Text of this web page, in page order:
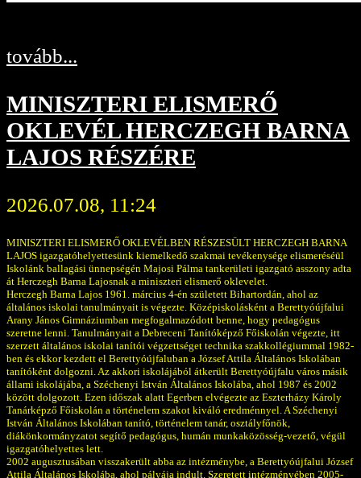
tovább...
MINISZTERI ELISMERŐ
OKLEVÉL HERCZEGH BARNA
LAJOS RÉSZÉRE
2026.07.08, 11:24
MINISZTERI ELISMERŐ OKLEVÉLBEN RÉSZESÜLT HERCZEGH BARNA
LAJOS igazgatóhelyettesünk kiemelkedő szakmai tevékenysége elismeréséül
Iskolánk ballagási ünnepségén Majosi Pálma tankerületi igazgató asszony adta
át Herczegh Barna Lajosnak a miniszteri elismerő oklevelet.
Herczegh Barna Lajos 1961. március 4-én született Bihartordán, ahol az
általános iskolai tanulmányait is végezte. Középiskolásként a Berettyóújfalui
Arany János Gimnáziumban megfogalmazódott benne, hogy pedagógus
szeretne lenni. Tanulmányait a Debreceni Tanítóképző Főiskolán végezte, itt
szerzett általános iskolai tanítói végzettséget technika szakkollégiummal 1982-
ben és ekkor kezdett el Berettyóújfaluban a József Attila Általános Iskolában
tanítóként dolgozni. Az akkori iskolájából átkerült Berettyóújfalu város másik
állami iskolájába, a Széchenyi István Általános Iskolába, ahol 1987 és 2002
között dolgozott. Ezen időszak alatt Egerben elvégezte az Eszterházy Károly
Tanárképző Főiskolán a történelem szakot kiváló eredménnyel. A Széchenyi
István Általános Iskolában tanító, történelem tanár, osztályfőnök,
diákönkormányzatot segítő pedagógus, humán munkaközösség-vezető, végül
igazgatóhelyettes lett.
2002 augusztusában visszakerült abba az intézménybe, a Berettyóújfalui József
Attila Általános Iskolába, ahol pályája indult. Szeretett intézményében 2005-